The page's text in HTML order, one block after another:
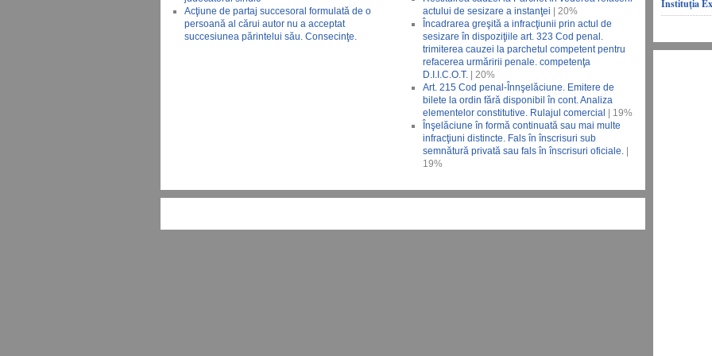
actului de sesizare a instanţei | 20%
Încadrarea greşită a infracţiunii prin actul de
sesizare în dispoziţiile art. 323 Cod penal.
trimiterea cauzei la parchetul competent pentru
refacerea urmăririi penale. competenţa
D.I.I.C.O.T. | 20%
Art. 215 Cod penal-Înnşelăciune. Emitere de
bilete la ordin fără disponibil în cont. Analiza
elementelor constitutive. Rulajul comercial
| 19%
Înşelăciune în formă continuată sau mai multe
infracţiuni distincte. Fals în înscrisuri sub
semnătură privată sau fals în înscrisuri oficiale.
19%
Acţiune de partaj succesoral formulată de o
persoană al cărui autor nu a acceptat
succesiunea părintelui său. Consecinţe.
Instituţia